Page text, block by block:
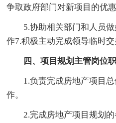
争取政府部门对新项目的优惠
5.协助相关部门和人员做
作7.积极主动完成领导临时交
四、项目规划主管岗位
1.负责完成房地产项目总
作。
2.完成房地产项目规划的